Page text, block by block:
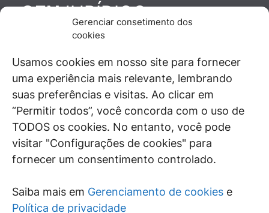
Gerenciar consetimento dos
cookies
Usamos cookies em nosso site para fornecer
uma experiência mais relevante, lembrando
suas preferências e visitas. Ao clicar em
“Permitir todos”, você concorda com o uso de
TODOS os cookies. No entanto, você pode
visitar "Configurações de cookies" para
fornecer um consentimento controlado.
Saiba mais em Gerenciamento de cookies e
Política de privacidade
GENJURÍDICO
De maneira independente, os autores e
juristas e doutrinadores nacionais, se posicionam
diante de questões relevantes do cotidiano e
universo jurídico.
SIGA